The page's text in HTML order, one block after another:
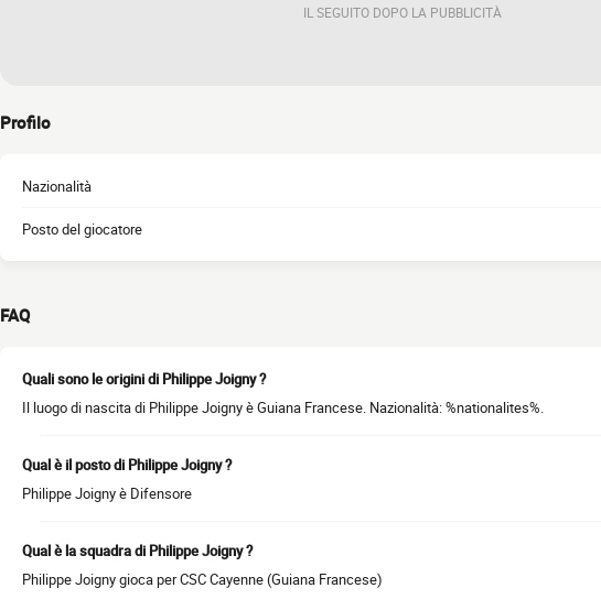
IL SEGUITO DOPO LA PUBBLICITÀ
Profilo
Nazionalità
Posto del giocatore
FAQ
Quali sono le origini di Philippe Joigny ?
Il luogo di nascita di Philippe Joigny è Guiana Francese. Nazionalità: %nationalites%.
Qual è il posto di Philippe Joigny ?
Philippe Joigny è Difensore
Qual è la squadra di Philippe Joigny ?
Philippe Joigny gioca per CSC Cayenne (Guiana Francese)